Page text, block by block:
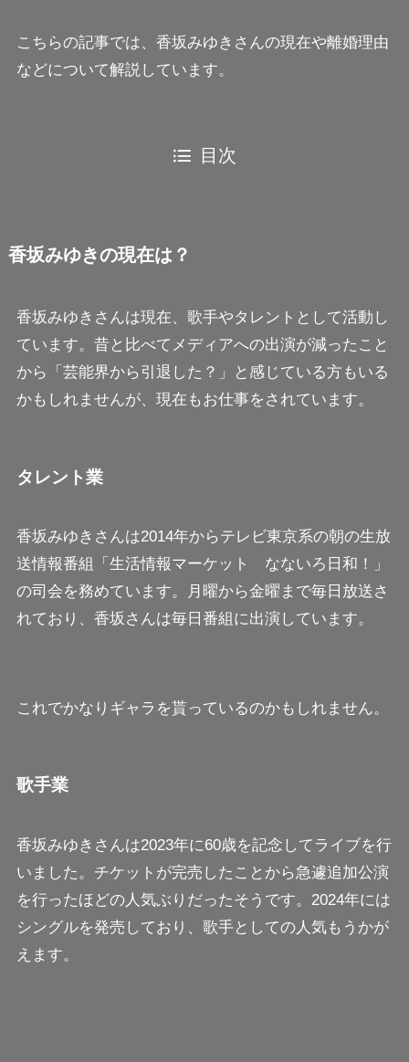
こちらの記事では、香坂みゆきさんの現在や離婚理由
などについて解説しています。
目次
香坂みゆきの現在は？
香坂みゆきさんは現在、歌手やタレントとして活動し
ています。昔と比べてメディアへの出演が減ったこと
から「芸能界から引退した？」と感じている方もいる
かもしれませんが、現在もお仕事をされています。
タレント業
香坂みゆきさんは2014年からテレビ東京系の朝の生放
送情報番組「生活情報マーケット なないろ日和！」
の司会を務めています。月曜から金曜まで毎日放送さ
れており、香坂さんは毎日番組に出演しています。
これでかなりギャラを貰っているのかもしれません。
歌手業
香坂みゆきさんは2023年に60歳を記念してライブを行
いました。チケットが完売したことから急遽追加公演
を行ったほどの人気ぶりだったそうです。2024年には
シングルを発売しており、歌手としての人気もうかが
えます。